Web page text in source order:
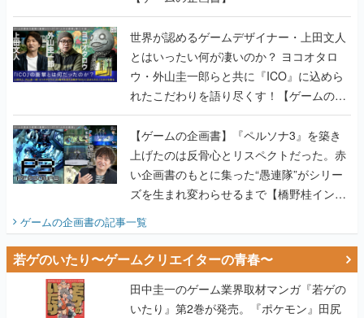
世界が認めるゲームデザイナー・上田文人
とはいったい何が凄いのか？ ヨコオタロ
ウ・外山圭一郎らと共に『ICO』に込めら
れたこだわりを語り尽くす！【ゲームの企
画書】
【ゲームの企画書】『ペルソナ3』を築き
上げたのは反骨心とリスペクトだった。赤
い企画書のもとに集った“愚連隊”がシリー
ズを生まれ変わらせるまで【橋野桂インタ
ビュー】
ゲームの企画書の記事一覧
若ゲのいたり〜ゲームクリエイターの青春〜
田中圭一のゲーム業界取材マンガ『若ゲの
いたり』第2巻が発売。『ポケモン』田尻